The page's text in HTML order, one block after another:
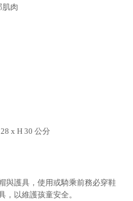
肌肉
x H 30 公分
與護具，使用或騎乘前務必穿鞋
，以維護孩童安全。